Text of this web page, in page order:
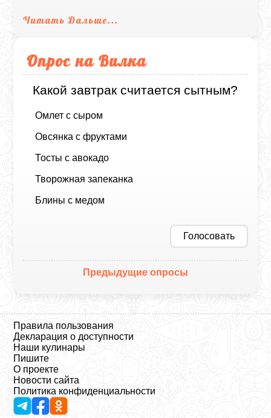
Читать Дальше...
Опрос на Вилка
Какой завтрак считается сытным?
Омлет с сыром
Овсянка с фруктами
Тосты с авокадо
Творожная запеканка
Блины с медом
Голосовать
Предыдущие опросы
Правила пользования
Декларация о доступности
Наши кулинары
Пишите
О проекте
Новости сайта
Политика конфиденциальности